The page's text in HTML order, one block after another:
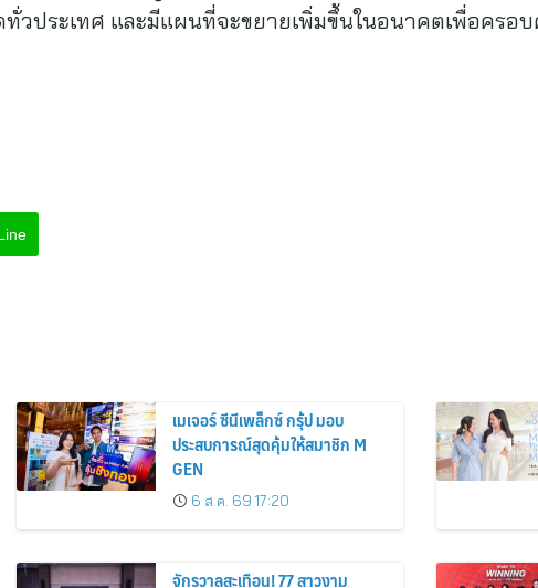
วประเทศ และมีแผนที่จะขยายเพิ่มขึ้นในอนาคตเพื่อครอบ
เมเจอร์ ซีนีเพล็กซ์ กรุ้ป มอบ
ประสบการณ์สุดคุ้มให้สมาชิก M
GEN
6 ส.ค. 69 17:20
จักรวาลสะเทือน! 77 สาวงาม